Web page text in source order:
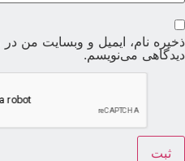
ذخیره نام، ایمیل و وبسایت من
دیدگاهی می‌نویسم.